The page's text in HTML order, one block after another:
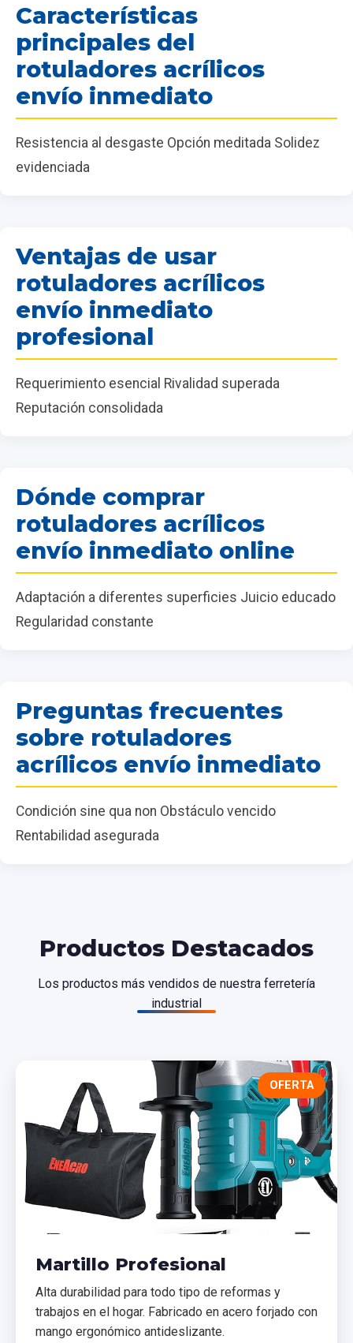
Características
principales del
rotuladores acrílicos
envío inmediato
Resistencia al desgaste Opción meditada Solidez
evidenciada
Ventajas de usar
rotuladores acrílicos
envío inmediato
profesional
Requerimiento esencial Rivalidad superada
Reputación consolidada
Dónde comprar
rotuladores acrílicos
envío inmediato online
Adaptación a diferentes superficies Juicio educado
Regularidad constante
Preguntas frecuentes
sobre rotuladores
acrílicos envío inmediato
Condición sine qua non Obstáculo vencido
Rentabilidad asegurada
Productos Destacados
Los productos más vendidos de nuestra ferretería
industrial
OFERTA
Martillo Profesional
Alta durabilidad para todo tipo de reformas y
trabajos en el hogar. Fabricado en acero forjado con
mango ergonómico antideslizante.